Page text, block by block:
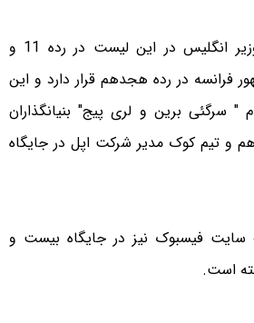
دیوید کامرون نخست وزیر انگلیس در این لیست در رده 11 و
فرانسه در رده هجدهم قرار دارد و این
سرگئی برين و لری پيج" بنیانگذاران
و تیم کوک مدیر شرکت اپل در جایگاه
سایت فیسبوک نیز در جایگاه بیست و
است.